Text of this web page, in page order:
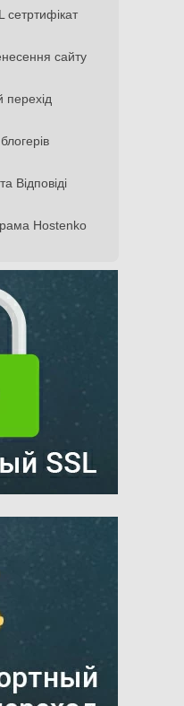
сетртифікат
сайту
Відповіді
Hostenko